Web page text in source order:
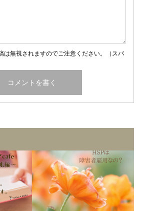
は無視されますのでご注意ください。（スパ